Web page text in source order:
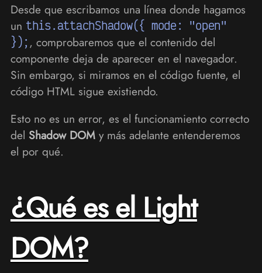
Desde que escribamos una línea donde hagamos
un this.attachShadow({ mode: "open"
}); , comprobaremos que el contenido del
componente deja de aparecer en el navegador.
Sin embargo, si miramos en el código fuente, el
código HTML sigue existiendo.
Esto no es un error, es el funcionamiento correcto
del Shadow DOMy más adelante entenderemos
el por qué.
¿Qué es el Light
DOM?